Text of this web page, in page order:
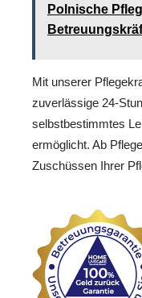
Polnische
Mit unserer
zuverlässige 24-
selbstbestimmtes
ermöglicht. Ab
Zuschüssen Ihrer